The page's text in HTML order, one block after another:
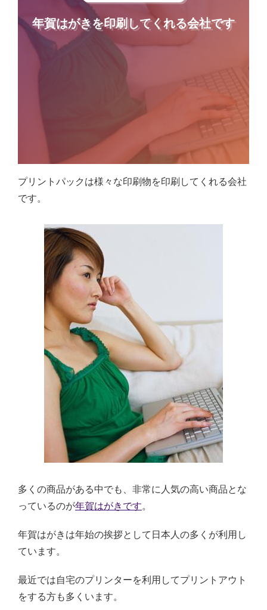
年賀はがきを印刷してくれる会社です
プリントパックは様々な印刷物を印刷してくれる会社
です。
多くの商品がある中でも、非常に人気の高い商品とな
っているのが年賀はがきです。
年賀はがきは年始の挨拶として日本人の多くが利用し
ています。
最近では自宅のプリンターを利用してプリントアウト
をする方も多くいます。